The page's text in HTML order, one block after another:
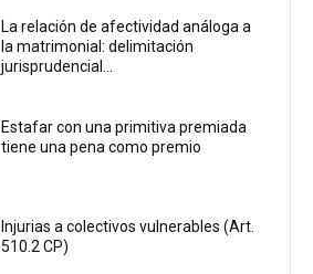
La relación de afectividad análoga a
la matrimonial: delimitación
jurisprudencial...
Estafar con una primitiva premiada
tiene una pena como premio
Injurias a colectivos vulnerables (Art.
510.2 CP)